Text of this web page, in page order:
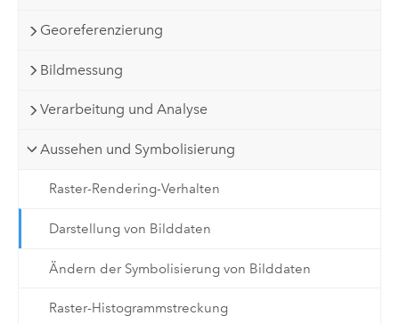
Georeferenzierung
Bildmessung
Verarbeitung und Analyse
Aussehen und Symbolisierung
Raster-Rendering-Verhalten
Darstellung von Bilddaten
Ändern der Symbolisierung von Bilddaten
Raster-Histogrammstreckung